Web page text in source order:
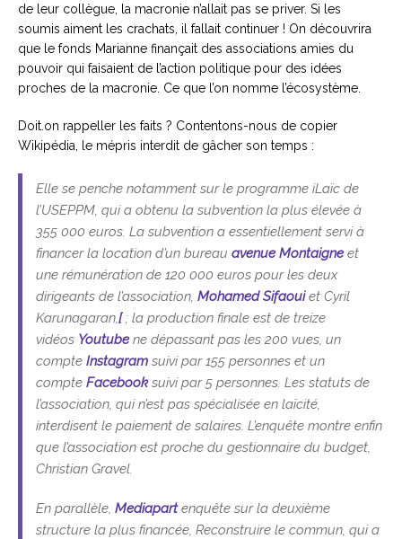
de leur collègue, la macronie n’allait pas se priver. Si les
soumis aiment les crachats, il fallait continuer ! On découvrira
que le fonds Marianne finançait des associations amies du
pouvoir qui faisaient de l’action politique pour des idées
proches de la macronie. Ce que l’on nomme l’écosystème.
Doit.on rappeller les faits ? Contentons-nous de copier
Wikipédia, le mépris interdit de gâcher son temps :
Elle se penche notamment sur le programme iLaïc de
l’USEPPM, qui a obtenu la subvention la plus élevée à
355 000 euros. La subvention a essentiellement servi à
financer la location d’un bureau avenue Montaigneet
une rémunération de 120 000 euros pour les deux
dirigeants de l’association, Mohamed Sifaouiet Cyril
Karunagaran,[; la production finale est de treize
vidéos Youtubene dépassant pas les 200 vues, un
compte Instagram suivi par 155 personnes et un
compte Facebooksuivi par 5 personnes. Les statuts de
l’association, qui n’est pas spécialisée en laïcité,
interdisent le paiement de salaires. L’enquête montre enfin
que l’association est proche du gestionnaire du budget,
Christian Gravel.
En parallèle, Mediapartenquête sur la deuxième
structure la plus financée, Reconstruire le commun, qui a